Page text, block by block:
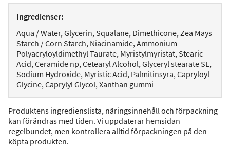
Ingredienser:
Aqua / Water, Glycerin, Squalane, Dimethicone, Zea Mays
Starch / Corn Starch, Niacinamide, Ammonium
Polyacryloyldimethyl Taurate, Myristylmyristat, Stearic
Acid, Ceramide np, Cetearyl Alcohol, Glyceryl stearate SE,
Sodium Hydroxide, Myristic Acid, Palmitinsyra, Capryloyl
Glycine, Caprylyl Glycol, Xanthan gummi
Produktens ingredienslista, näringsinnehåll och förpackning
kan förändras med tiden. Vi uppdaterar hemsidan
regelbundet, men kontrollera alltid förpackningen på den
köpta produkten.